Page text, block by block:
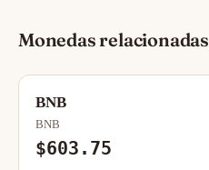
Monedas relacionadas
BNB
BNB
$603.75